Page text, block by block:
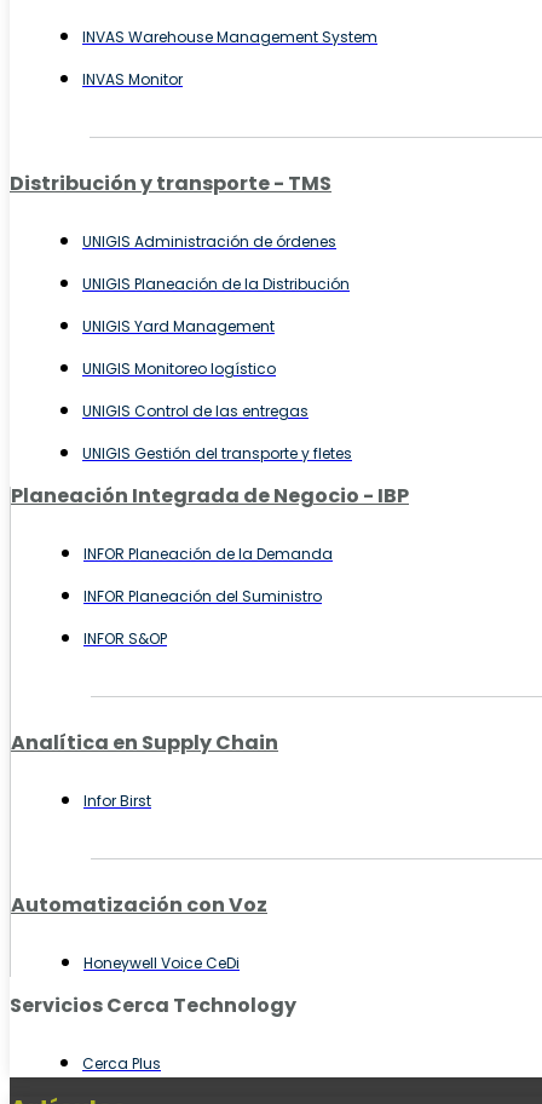
INVAS Warehouse Management System
INVAS Monitor
Distribución y transporte - TMS
UNIGIS Administración de órdenes
UNIGIS Planeación de la Distribución
UNIGIS Yard Management
UNIGIS Monitoreo logístico
UNIGIS Control de las entregas
UNIGIS Gestión del transporte y fletes
Planeación Integrada de Negocio - IBP
INFOR Planeación de la Demanda
INFOR Planeación del Suministro
INFOR S&OP
Analítica en Supply Chain
Infor Birst
Automatización con Voz
Honeywell Voice CeDi
Servicios Cerca Technology
Cerca Plus